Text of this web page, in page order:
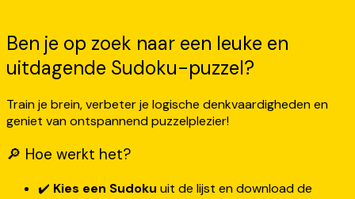
Ben je op zoek naar een leuke en
uitdagende Sudoku-puzzel?
Train je brein, verbeter je logische denkvaardigheden en
geniet van ontspannend puzzelplezier!
🔎 Hoe werkt het?
✔️ Kies een Sudoku uit de lijst en download de